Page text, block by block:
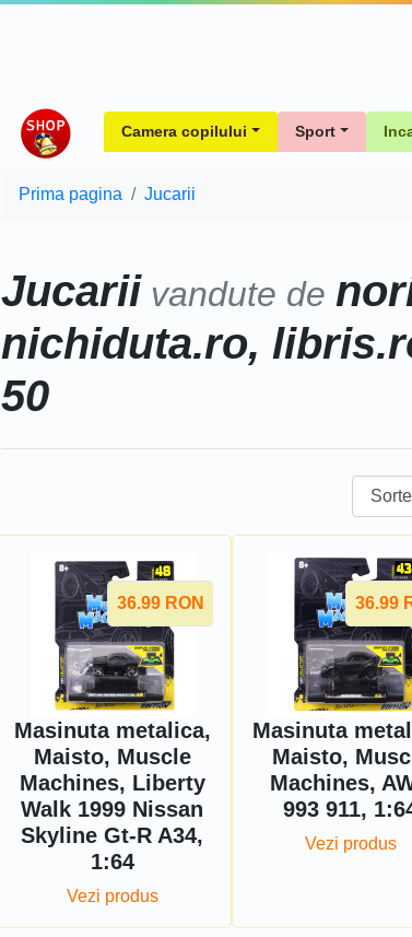
Camera copilului Sport
Prima pagina Jucarii
Jucarii vandute de
nichiduta.ro,
50
36.99 RON
Masinuta metalica,
Maisto, Muscle
Machines, Liberty
Walk 1999 Nissan
Skyline Gt-R A34,
1:64
Vezi produs
36.99
Masinuta
Maisto,
Machines,
993 911,
Vezi produs